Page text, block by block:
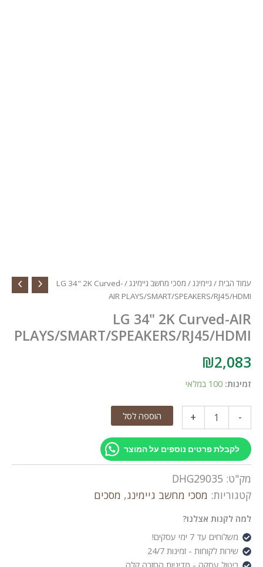
עמוד הבית/ גיימינג/ מסכי מחשב גיימינג
/ LG 34" 2K Curved-
AIR PLAYS/SMART/SPEAKERS/RJ45/HDMI
LG 34" 2K Curved-AIR
PLAYS/SMART/SPEAKERS/RJ45/HDMI
₪2,083
זמינות: 100 במלאי
-
34"
2K
AIR
PLAYS/SMART/SPEAKERS/RJ45/HDMI
+ הוספה לסל
לקבלת פרטים נוספים על המוצר
מק"ט: DHG29035
קטגוריות: מסכי מחשב גיימינג, מסכים
למה לקנות אצלנו?
משלוחים עד 7 ימי עסקים!
שירות לקוחות - זמינות 24/7